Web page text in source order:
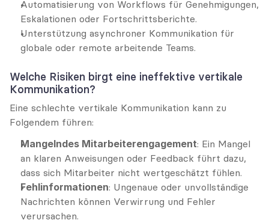
Automatisierung von Workflows für Genehmigungen,
Eskalationen oder Fortschrittsberichte.
Unterstützung asynchroner Kommunikation für
globale oder remote arbeitende Teams.
Welche Risiken birgt eine ineffektive vertikale
Kommunikation?
Eine schlechte vertikale Kommunikation kann zu
Folgendem führen:
Mangelndes Mitarbeiterengagement: Ein Mangel
an klaren Anweisungen oder Feedback führt dazu,
dass sich Mitarbeiter nicht wertgeschätzt fühlen.
Fehlinformationen: Ungenaue oder unvollständige
Nachrichten können Verwirrung und Fehler
verursachen.